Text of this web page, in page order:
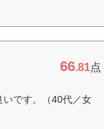
66.81点
です。（40代／女